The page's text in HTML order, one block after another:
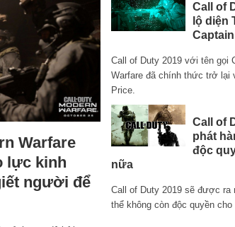
Warfare
lực kinh
người để
Call of
lộ diện
Call of Duty 2019 với tên gọi
Warfare đã chính thức trở lại
Price.
Call of
phát
độc
nữa
Call of Duty 2019 sẽ được ra
thể không còn độc quyền